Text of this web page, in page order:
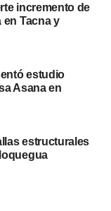
por
de
en Unidad
incremento de
en Tacna y
estudio
Asana en
estructurales